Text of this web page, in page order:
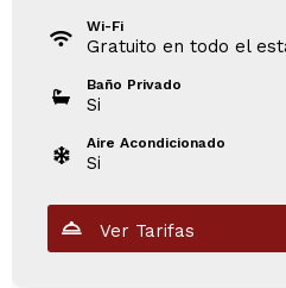
Wi-Fi
Gratuito en todo el
Baño Privado
Si
Aire Acondicionado
Si
Ver Tarifas